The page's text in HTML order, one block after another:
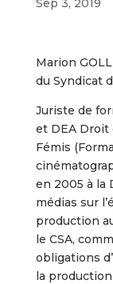
Sep 3, 2019
Marion
du Syndicat
Juriste de
et DEA Droit
Fémis
en 2005 à la
médias sur
production
le CSA,
obligations
la